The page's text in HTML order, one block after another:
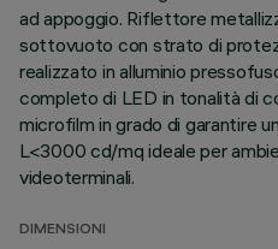
ad appoggio. Riflettore
sottovuoto con strato di
realizzato in alluminio
completo di LED in tonalità di
microfilm in grado di garantire
L<3000 cd/mq ideale per
videoterminali.
DIMENSIONI